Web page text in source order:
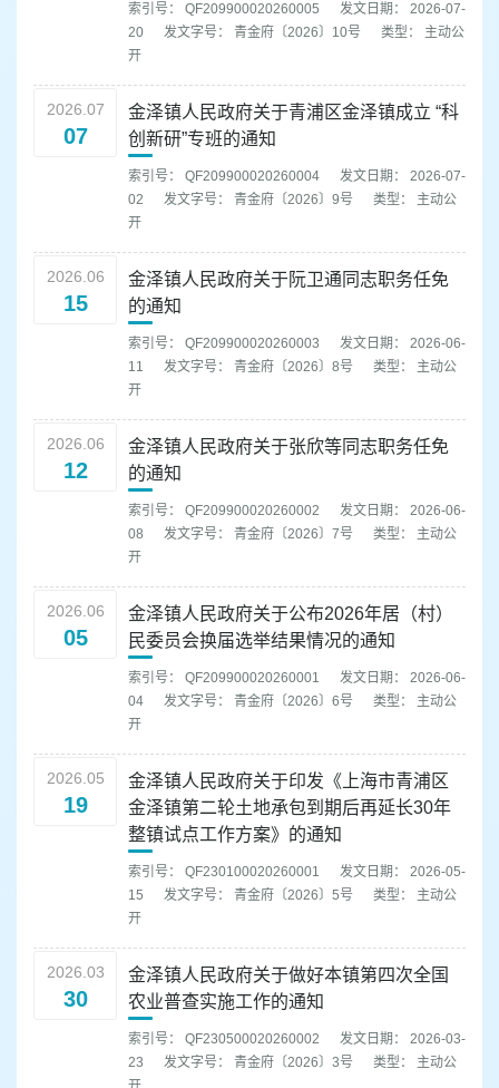
索引号： QF209900020260005
发文日期： 2026-07-
20
发文字号： 青金府〔2026〕10号
类型： 主动公
开
2026.07
07
金泽镇人民政府关于青浦区金泽镇成立 “科
创新研”专班的通知
索引号： QF209900020260004
发文日期： 2026-07-
02
发文字号： 青金府〔2026〕9号
类型： 主动公
开
2026.06
15
金泽镇人民政府关于阮卫通同志职务任免
的通知
索引号： QF209900020260003
发文日期： 2026-06-
11
发文字号： 青金府〔2026〕8号
类型： 主动公
开
2026.06
12
金泽镇人民政府关于张欣等同志职务任免
的通知
索引号： QF209900020260002
发文日期： 2026-06-
08
发文字号： 青金府〔2026〕7号
类型： 主动公
开
2026.06
05
金泽镇人民政府关于公布2026年居（村）
民委员会换届选举结果情况的通知
索引号： QF209900020260001
发文日期： 2026-06-
04
发文字号： 青金府〔2026〕6号
类型： 主动公
开
2026.05
19
金泽镇人民政府关于印发《上海市青浦区
金泽镇第二轮土地承包到期后再延长30年
整镇试点工作方案》的通知
索引号： QF230100020260001
发文日期： 2026-05-
15
发文字号： 青金府〔2026〕5号
类型： 主动公
开
2026.03
30
金泽镇人民政府关于做好本镇第四次全国
农业普查实施工作的通知
索引号： QF230500020260002
发文日期： 2026-03-
23
发文字号： 青金府〔2026〕3号
类型： 主动公